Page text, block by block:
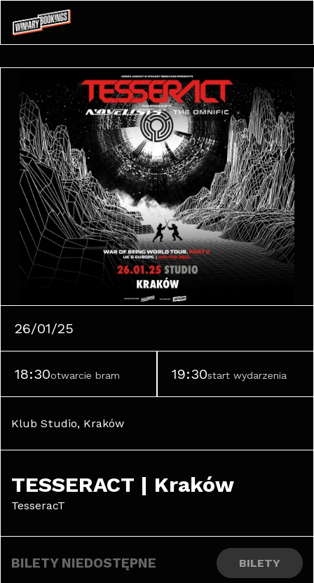
26/01/25
18:30otwarcie bram 19:30start wydarzenia
Klub Studio, Kraków
TESSERACT | Kraków
TesseracT
BILETY NIEDOSTĘPNE BILETY